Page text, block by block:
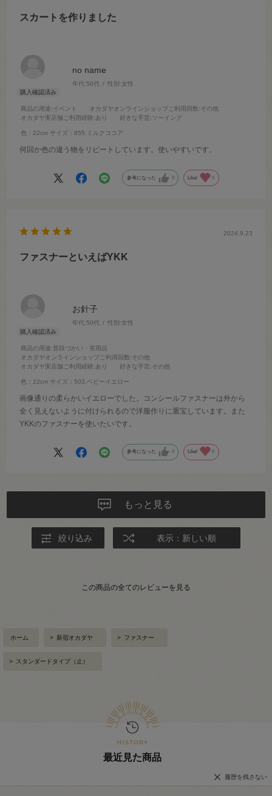
no name
年代:50代 性別:女性
商品の用途:イベント オカダヤオンラインショップご利用回数:その他
オカダヤ実店舗ご利用経験:あり 好きな手芸:ソーイング
色：22cm サイズ：855.ミルクココア
スカートを作りました
何回か色の違う物をリピートしています。使いやすいです。
参考になった 0 Like! 0
お針子
年代:50代 性別:女性
商品の用途:普段づかい・実用品
オカダヤオンラインショップご利用回数:その他
オカダヤ実店舗ご利用経験:あり 好きな手芸:その他
色：22cm サイズ：503.ベビーイエロー
2024.9.23
ファスナーといえばYKK
画像通りの柔らかいイエローでした。コンシールファスナーは外から
全く見えないように付けられるので洋服作りに重宝しています。また
YKKのファスナーを使いたいです。
参考になった 0 Like! 0
もっと見る
絞り込み 表示：新しい順
この商品の全てのレビューを見る
ホーム > 新宿オカダヤ > ファスナー
> スタンダードタイプ（止）
最近見た商品
履歴を残さない